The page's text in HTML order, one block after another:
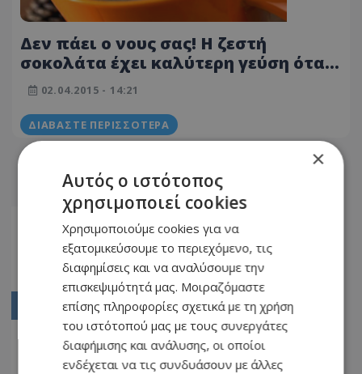
Δεν πάει ο νους σας! Η ζεστή
σοκολάτα έχει καλύτερη γεύση όταν
την πίνουμε...
02.04.2015 - 14:21
ΔΙΑΒΆΣΤΕ ΠΕΡΙΣΣΌΤΕΡΑ
1201
1203
1204
1205
×
Αυτός ο ιστότοπος
χρησιμοποιεί cookies
Χρησιμοποιούμε cookies για να
εξατομικεύσουμε το περιεχόμενο, τις
διαφημίσεις και να αναλύσουμε την
επισκεψιμότητά μας. Μοιραζόμαστε
επίσης πληροφορίες σχετικά με τη χρήση
του ιστότοπού μας με τους συνεργάτες
διαφήμισης και ανάλυσης, οι οποίοι
ενδέχεται να τις συνδυάσουν με άλλες